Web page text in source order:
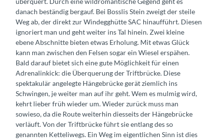
danach beständig bergauf. Bei Bosslis Stein zweigt der steile
Weg ab, der direkt zur Windegghütte SAC hinaufführt. Diesen
ignoriert man und geht weiter ins Tal hinein. Zwei kleine
ebene Abschnitte bieten etwas Erholung. Mit etwas Glück
kann man zwischen den Felsen sogar ein Wiesel erspähen.
Bald darauf bietet sich eine gute Möglichkeit für einen
Adrenalinkick: die Überquerung der Triftbrücke. Diese
spektakulär angelegte Hängebrücke gerät ziemlich ins
Schwingen, je weiter man auf ihr geht. Wem es mulmig wird,
kehrt lieber früh wieder um. Wieder zurück muss man
sowieso, da die Route weiterhin diesseits der Hängebrücke
verläuft. Von der Triftbrücke führt sie entlang des so
genannten Ketteliwegs. Ein Weg im eigentlichen Sinn ist dies